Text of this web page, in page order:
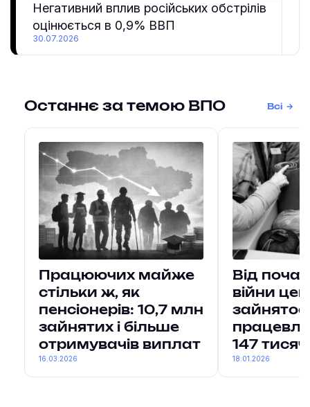
Негативний вплив російських обстрілів
оцінюється в 0,9% ВВП
30.07.2026
Останнє за темою ВПО Всі
Працюючих майже
стільки ж, як
пенсіонерів: 10,7 млн
зайнятих і більше
отримувачів виплат
16.03.2026
Від
війни
147
18.01.2026